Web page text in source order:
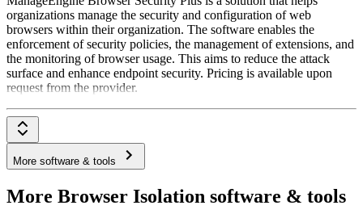
organizations manage the security and configuration of web
browsers within their organization. The software enables the
enforcement of security policies, the management of extensions, and
the monitoring of browser usage. This aims to reduce the attack
surface and enhance endpoint security. Pricing is available upon
request from the provider.
More software & tools
More Browser Isolation software & tools